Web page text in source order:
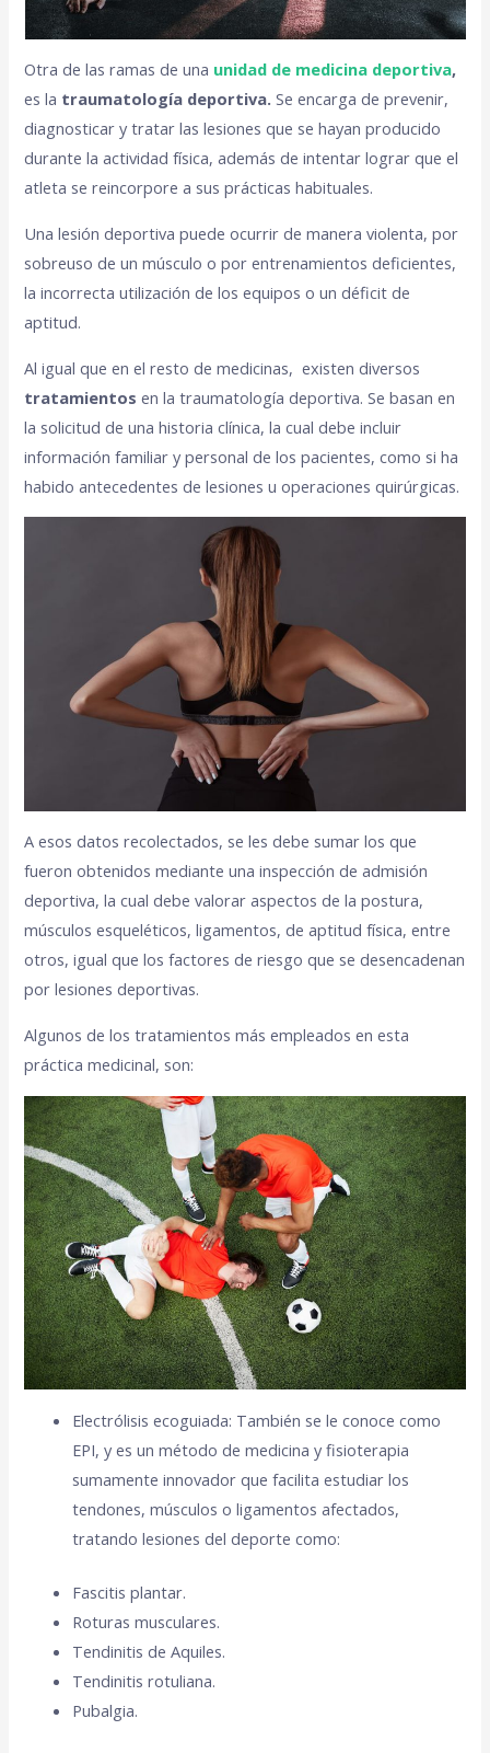
Otra de las ramas de una unidad de medicina deportiva,
es la traumatología deportiva.Se encarga de prevenir,
diagnosticar y tratar las lesiones que se hayan producido
durante la actividad física, además de intentar lograr que el
atleta se reincorpore a sus prácticas habituales.
Una lesión deportiva puede ocurrir de manera violenta, por
sobreuso de un músculo o por entrenamientos deficientes,
la incorrecta utilización de los equipos o un déficit de
aptitud.
Al igual que en el resto de medicinas, existen diversos
tratamientosen la traumatología deportiva. Se basan en
la solicitud de una historia clínica, la cual debe incluir
información familiar y personal de los pacientes, como si ha
habido antecedentes de lesiones u operaciones quirúrgicas.
A esos datos recolectados, se les debe sumar los que
fueron obtenidos mediante una inspección de admisión
deportiva, la cual debe valorar aspectos de la postura,
músculos esqueléticos, ligamentos, de aptitud física, entre
otros, igual que los factores de riesgo que se desencadenan
por lesiones deportivas.
Algunos de los tratamientos más empleados en esta
práctica medicinal, son:
Electrólisis ecoguiada: También se le conoce como
EPI, y es un método de medicina y fisioterapia
sumamente innovador que facilita estudiar los
tendones, músculos o ligamentos afectados,
tratando lesiones del deporte como:
Fascitis plantar.
Roturas musculares.
Tendinitis de Aquiles.
Tendinitis rotuliana.
Pubalgia.